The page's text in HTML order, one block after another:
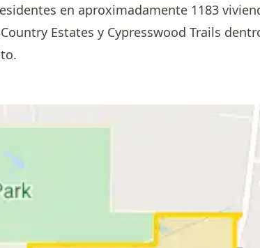
en aproximadamente 1183
Estates y Cypresswood Trails